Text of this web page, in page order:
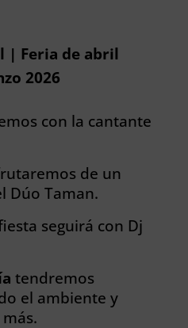
| Feria de abril
2026
con la cantante
de un
Dúo Taman.
seguirá con Dj
tendremos
el ambiente y